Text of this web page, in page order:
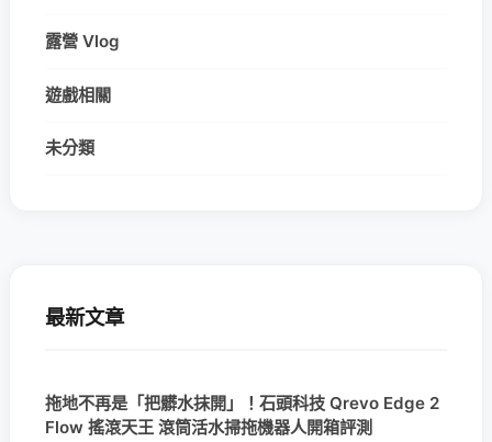
露營 Vlog
遊戲相關
未分類
最新文章
拖地不再是「把髒水抹開」！石頭科技 Qrevo Edge 2
Flow 搖滾天王 滾筒活水掃拖機器人開箱評測